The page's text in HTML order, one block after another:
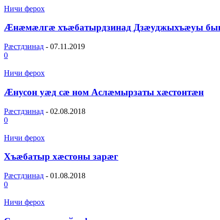
Ничи ферох
Ӕнӕмӕлгӕ хъӕбатырдзинад Дзӕуджыхъӕуы
Рæстдзинад - 07.11.2019
0
Ничи ферох
Æнусон уæд сæ ном Аслæмырзаты хæстонтæн
Рæстдзинад - 02.08.2018
0
Ничи ферох
Хъæбатыр хæстоны зарæг
Рæстдзинад - 01.08.2018
0
Ничи ферох